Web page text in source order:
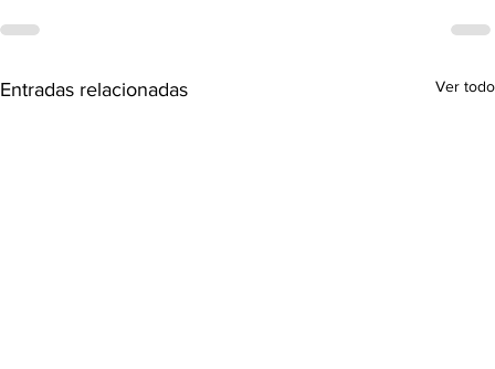
Entradas relacionadas Ver todo